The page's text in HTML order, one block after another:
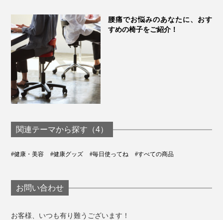
す。
手間も気力もいらない自分ケアで、身体のインフラを整
備しましょう！
腰痛でお悩みのあなたに、おす
すめの椅子をご紹介！
関連テーマから探す（4）
#健康・美容 #健康グッズ #毎日使ってね #すべての商品
お問い合わせ
お客様、いつも有り難うございます！